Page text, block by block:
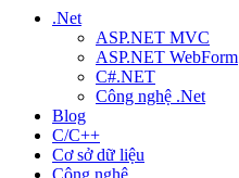
.Net
ASP.NET MVC
ASP.NET WebForm
C#.NET
Công nghệ .Net
Blog
C/C++
Cơ sở dữ liệu